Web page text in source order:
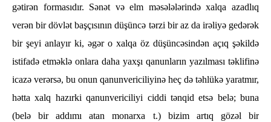
gətirən formasıdır. Sənət və elm məsələlərində xalqa azadlıq
verən bir dövlət başçısının düşüncə tərzi bir az da irəliyə gedərək
bir şeyi anlayır ki, əgər o xalqa öz düşüncəsindən açıq şəkildə
istifadə etməklə onlara daha yaxşı qanunların yazılması təklifinə
icazə verərsə, bu onun qanunvericiliyinə heç də təhlükə yaratmır,
hətta xalq hazırki qanunvericiliyi ciddi tənqid etsə belə; buna
(belə bir addımı atan monarxa t.) bizim artıq gözəl bir